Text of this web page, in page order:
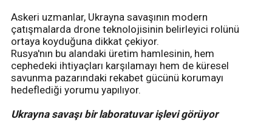
Askeri uzmanlar, Ukrayna savaşının modern
çatışmalarda drone teknolojisinin belirleyici rolünü
ortaya koyduğuna dikkat çekiyor.
Rusya'nın bu alandaki üretim hamlesinin, hem
cephedeki ihtiyaçları karşılamayı hem de küresel
savunma pazarındaki rekabet gücünü korumayı
hedeflediği yorumu yapılıyor.
Ukrayna savaşı bir laboratuvar işlevi görüyor